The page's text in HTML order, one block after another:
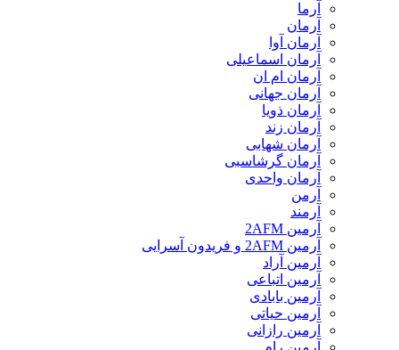
آرما
آرمان
آرمان آوا
آرمان اسماعیلی
آرمان ام ان
آرمان جهانی
آرمان ذویا
آرمان زند
آرمان شهابی
آرمان گرشاسبی
آرمان واحدی
آرمن
آرمند
آرمین 2AFM
آرمین 2AFM و فریدون آسرایی
آرمین آراد
آرمین اتباعی
آرمین بابادی
آرمین حیاتی
آرمین رازانی
آرمین رام